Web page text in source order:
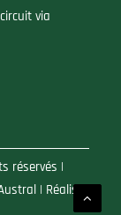
via
réservés |
| Réalisé